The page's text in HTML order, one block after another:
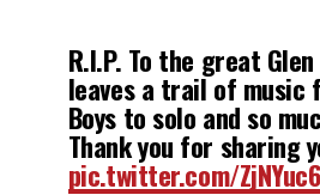
R.I.P. To the great
leaves a trail of music
Boys to solo and so
Thank you for sharing
pic.twitter.com/